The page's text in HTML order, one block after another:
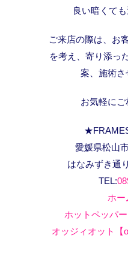
良い暗くて
ご来店の際は、お
を考え、寄り添っ
案、施術さ
お気軽にご
愛媛県松山
はなみずき通
TEL:
ホー
ホットペッパ
オッジィオット【